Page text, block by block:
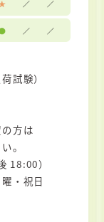
試験）
方は
。
18:00）
・祝日